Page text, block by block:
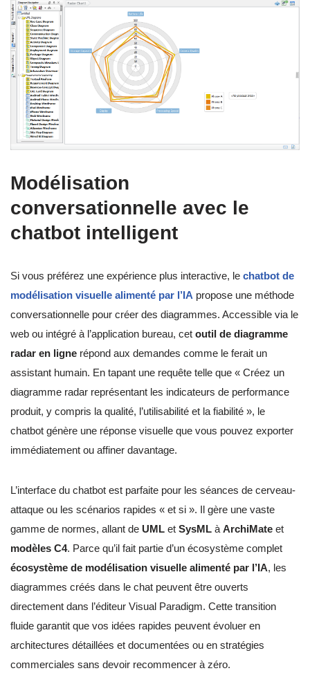
Modélisation
conversationnelle avec le
chatbot intelligent
Si vous préférez une expérience plus interactive, le chatbot de
modélisation visuelle alimenté par l’IA propose une méthode
conversationnelle pour créer des diagrammes. Accessible via le
web ou intégré à l’application bureau, cet outil de diagramme
radar en ligne répond aux demandes comme le ferait un
assistant humain. En tapant une requête telle que « Créez un
diagramme radar représentant les indicateurs de performance
produit, y compris la qualité, l’utilisabilité et la fiabilité », le
chatbot génère une réponse visuelle que vous pouvez exporter
immédiatement ou affiner davantage.
L’interface du chatbot est parfaite pour les séances de cerveau-
attaque ou les scénarios rapides « et si ». Il gère une vaste
gamme de normes, allant de UML et SysML à ArchiMate et
modèles C4. Parce qu’il fait partie d’un écosystème complet
écosystème de modélisation visuelle alimenté par l’IA, les
diagrammes créés dans le chat peuvent être ouverts
directement dans l’éditeur Visual Paradigm. Cette transition
fluide garantit que vos idées rapides peuvent évoluer en
architectures détaillées et documentées ou en stratégies
commerciales sans devoir recommencer à zéro.